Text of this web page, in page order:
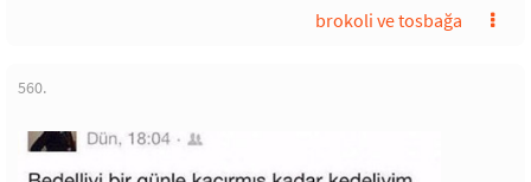
brokoli ve tosbağa
560.